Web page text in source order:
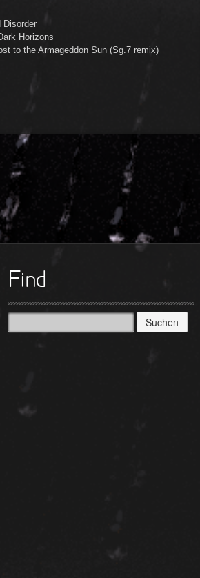
Disorder
Horizons
to the Armageddon Sun (Sg.7 remix)
Find
Suchen
nach: